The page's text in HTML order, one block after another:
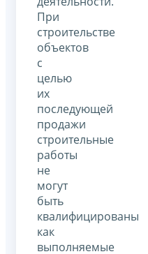
При
строительстве
объектов
с
целью
их
последующей
продажи
строительные
работы
не
могут
быть
квалифицированы
как
выполняемые